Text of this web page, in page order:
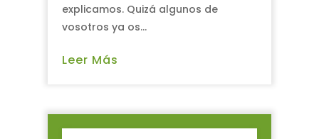
explicamos. Quizá algunos de
vosotros ya os...
Leer Más